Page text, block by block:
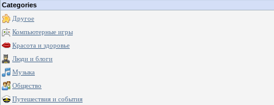
Categories
Другое
Компьютерные игры
Красота и здоровье
Люди и блоги
Музыка
Общество
Путешествия и события